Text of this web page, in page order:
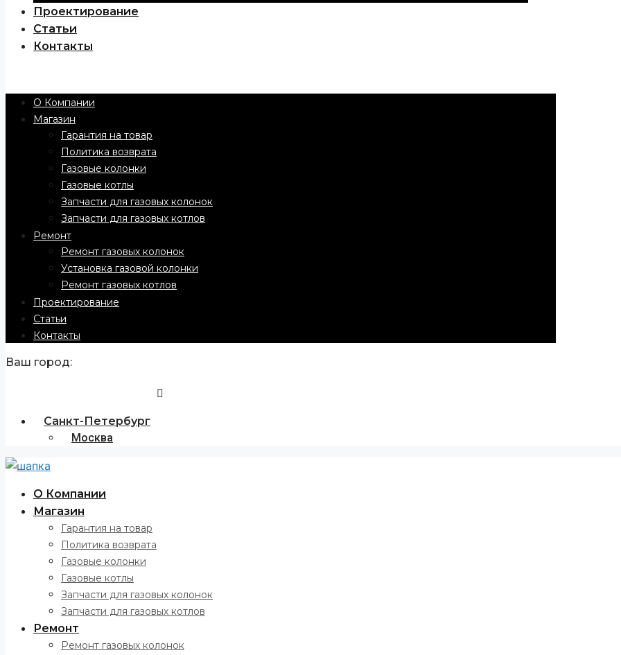
Проектирование
Статьи
Контакты
О Компании
Магазин
Гарантия на товар
Политика возврата
Газовые колонки
Газовые котлы
Запчасти для газовых колонок
Запчасти для газовых котлов
Ремонт
Ремонт газовых колонок
Установка газовой колонки
Ремонт газовых котлов
Проектирование
Статьи
Контакты
Ваш город:
Санкт-Петербург
Москва
О Компании
Магазин
Гарантия на товар
Политика возврата
Газовые колонки
Газовые котлы
Запчасти для газовых колонок
Запчасти для газовых котлов
Ремонт
Ремонт газовых колонок